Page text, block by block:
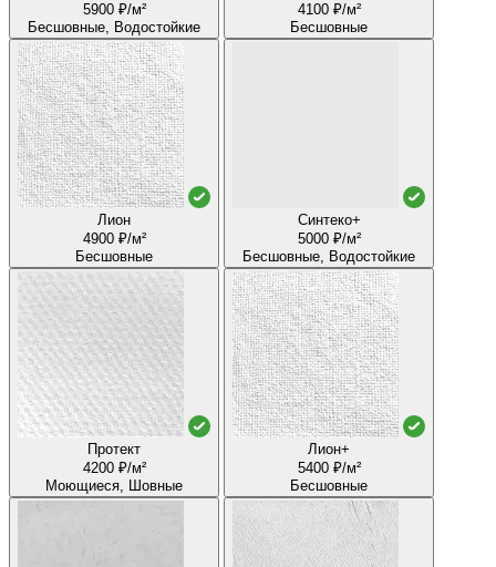
5900 ₽/м²
Бесшовные, Водостойкие
4100 ₽/м²
Бесшовные
Лион
4900 ₽/м²
Бесшовные
Синтеко+
5000 ₽/м²
Бесшовные, Водостойкие
Протект
4200 ₽/м²
Моющиеся, Шовные
Лион+
5400 ₽/м²
Бесшовные